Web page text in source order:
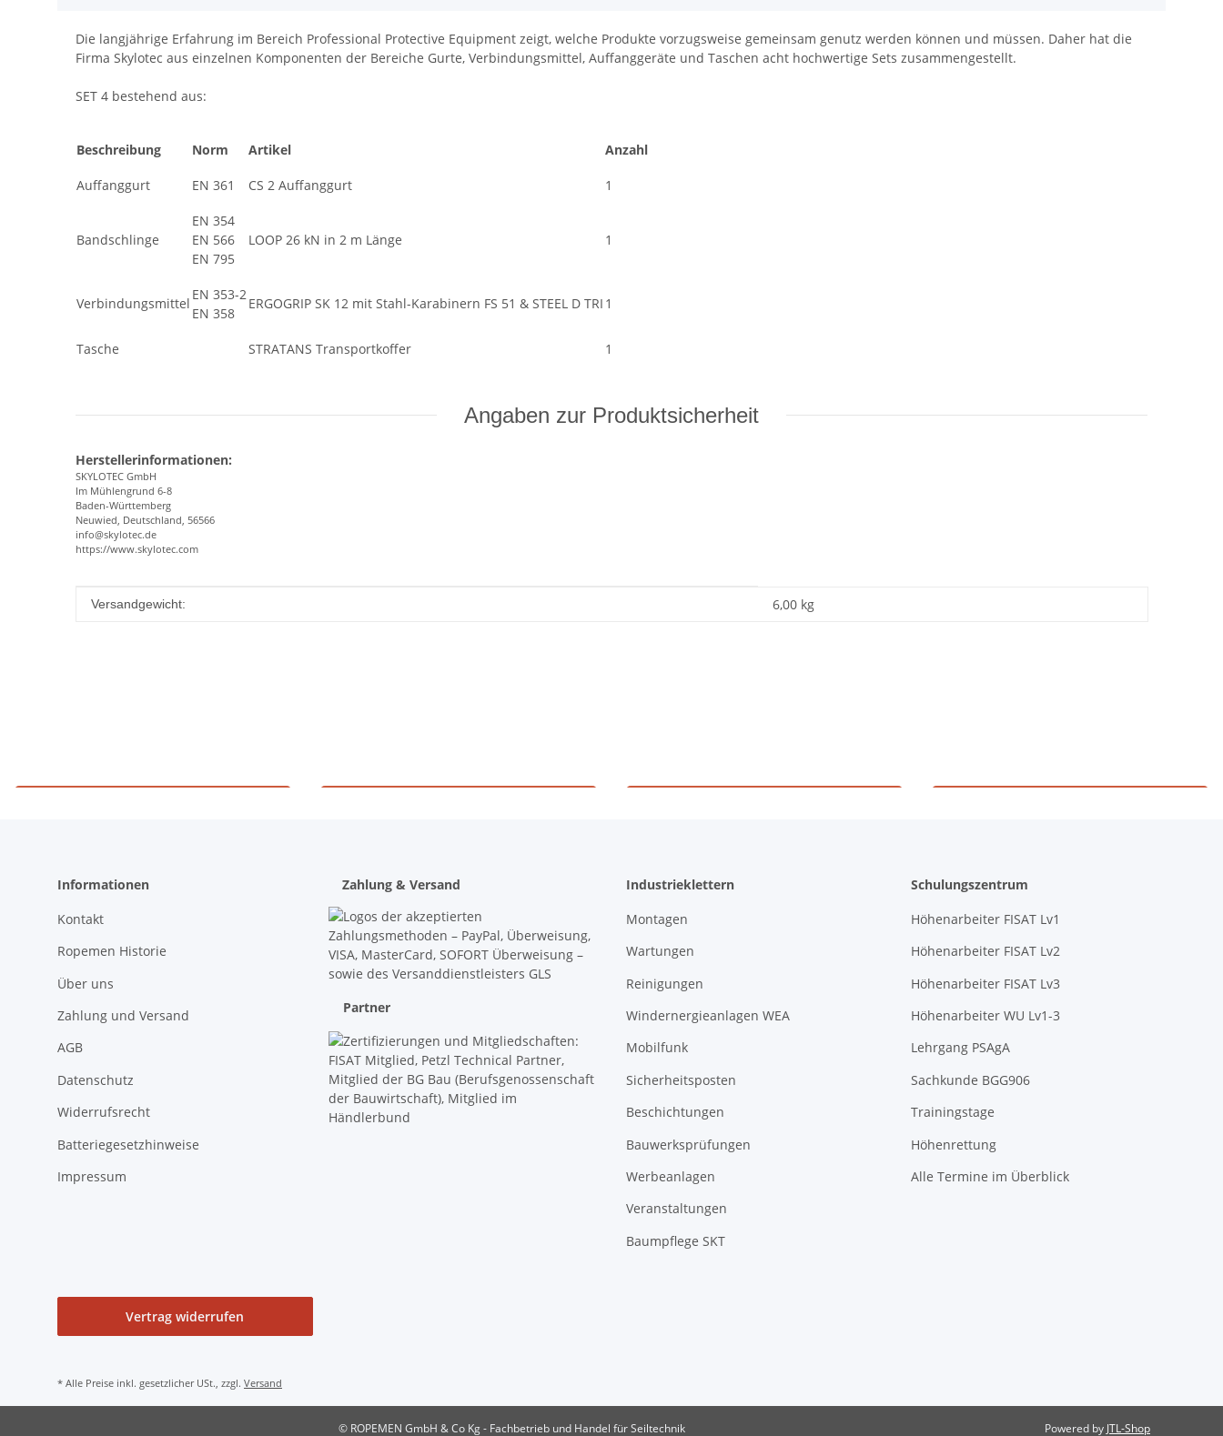
Die langjährige Erfahrung im Bereich Professional Protective Equipment zeigt, welche Produkte vorzugsweise gemeinsam genutz werden können und müssen. Daher hat die
Firma Skylotec aus einzelnen Komponenten der Bereiche Gurte, Verbindungsmittel, Auffanggeräte und Taschen acht hochwertige Sets zusammengestellt.
SET 4 bestehend aus:
Beschreibung Norm Artikel Anzahl
Auffanggurt EN 361 CS 2 Auffanggurt 1
Bandschlinge
EN 354
EN 566
EN 795
LOOP 26 kN in 2 m Länge 1
Verbindungsmittel
EN 353-2
EN 358
ERGOGRIP SK 12 mit Stahl-Karabinern FS 51 & STEEL D TRI 1
Tasche STRATANS Transportkoffer 1
Angaben zur Produktsicherheit
Herstellerinformationen:
SKYLOTEC GmbH
Im Mühlengrund 6-8
Baden-Württemberg
Neuwied, Deutschland, 56566
info@skylotec.de
https://www.skylotec.com
Produkteigenschaft
Wert
Versandgewicht: 6,00 kg
Informationen
Kontakt
Ropemen Historie
Über uns
Zahlung und Versand
AGB
Datenschutz
Widerrufsrecht
Batteriegesetzhinweise
Impressum
Zahlung & Versand
Partner
Industrieklettern
Montagen
Wartungen
Reinigungen
Windernergieanlagen WEA
Mobilfunk
Sicherheitsposten
Beschichtungen
Bauwerksprüfungen
Werbeanlagen
Veranstaltungen
Baumpflege SKT
Schulungszentrum
Höhenarbeiter FISAT Lv1
Höhenarbeiter FISAT Lv2
Höhenarbeiter FISAT Lv3
Höhenarbeiter WU Lv1-3
Lehrgang PSAgA
Sachkunde BGG906
Trainingstage
Höhenrettung
Alle Termine im Überblick
Vertrag widerrufen
* Alle Preise inkl. gesetzlicher USt., zzgl. Versand
© ROPEMEN GmbH & Co Kg - Fachbetrieb und Handel für Seiltechnik Powered by JTL-Shop